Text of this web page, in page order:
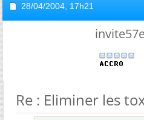
28/04/2004, 17h21
Re : Eliminer les